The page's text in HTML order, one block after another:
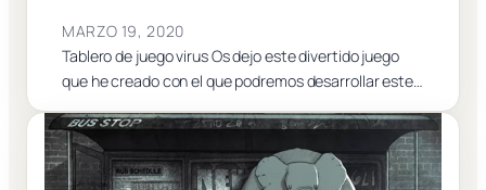
MARZO 19, 2020
Tablero de juego virus Os dejo este divertido juego
que he creado con el que podremos desarrollar este…